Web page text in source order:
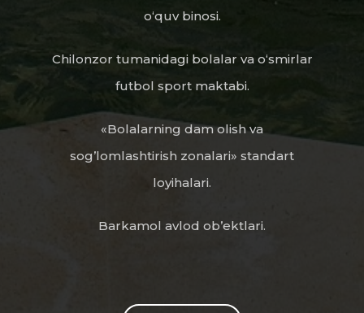
o‘quv binosi.
Chilonzor tumanidagi bolalar va o‘smirlar
futbol sport maktabi.
«Bolalarning dam olish va
sog’lomlashtirish zonalari» standart
loyihalari.
Barkamol avlod ob’ektlari.